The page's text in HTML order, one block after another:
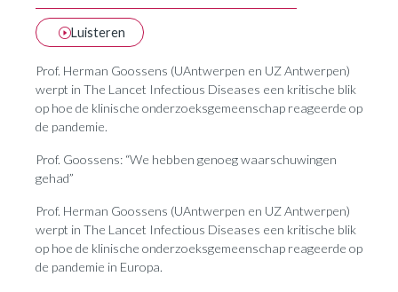
Luisteren
Prof. Herman Goossens (UAntwerpen en UZ Antwerpen)
werpt in The Lancet Infectious Diseases een kritische blik
op hoe de klinische onderzoeksgemeenschap reageerde op
de pandemie.
Prof. Goossens: “We hebben genoeg waarschuwingen
gehad”
Prof. Herman Goossens (UAntwerpen en UZ Antwerpen)
werpt in The Lancet Infectious Diseases een kritische blik
op hoe de klinische onderzoeksgemeenschap reageerde op
de pandemie in Europa.